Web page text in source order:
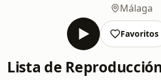
Málaga
Favoritos
Lista de